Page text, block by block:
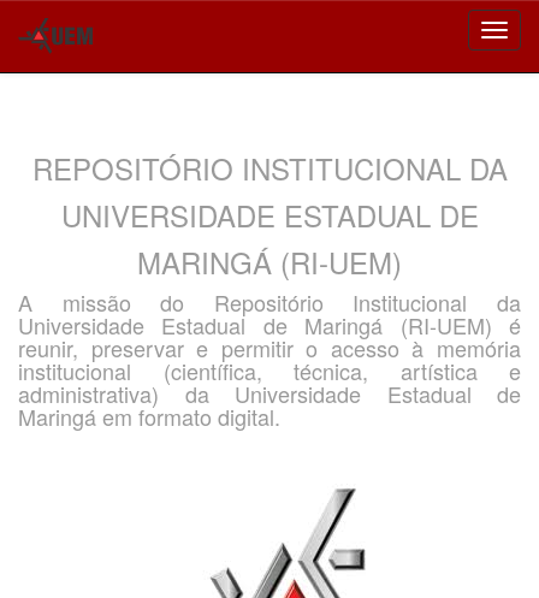
REPOSITÓRIO INSTITUCIONAL DA
UNIVERSIDADE ESTADUAL DE
MARINGÁ (RI-UEM)
A missão do Repositório Institucional da
Universidade Estadual de Maringá (RI-UEM) é
reunir, preservar e permitir o acesso à memória
institucional (científica, técnica, artística e
administrativa) da Universidade Estadual de
Maringá em formato digital.